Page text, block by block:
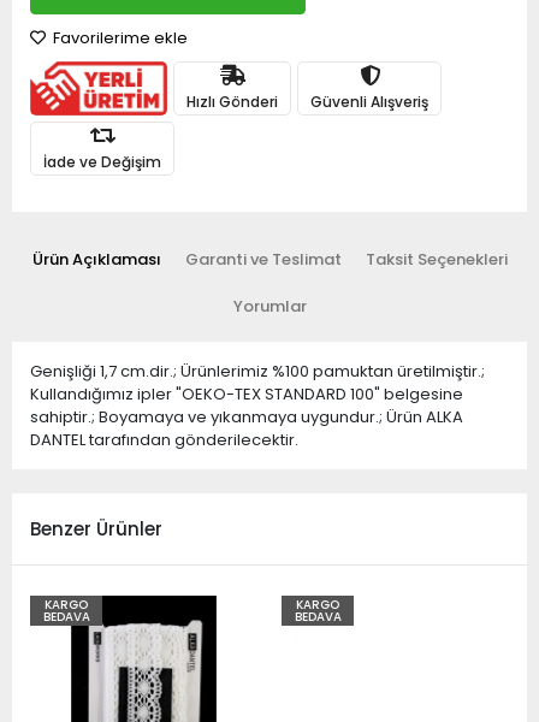
Favorilerime ekle
Hızlı Gönderi Güvenli Alışveriş
İade ve Değişim
Ürün Açıklaması Garanti ve Teslimat Taksit Seçenekleri
Yorumlar
Genişliği 1,7 cm.dir.; Ürünlerimiz %100 pamuktan üretilmiştir.;
Kullandığımız ipler "OEKO-TEX STANDARD 100" belgesine
sahiptir.; Boyamaya ve yıkanmaya uygundur.; Ürün ALKA
DANTEL tarafından gönderilecektir.
Benzer Ürünler
KARGO
BEDAVA
KARGO
BEDAVA